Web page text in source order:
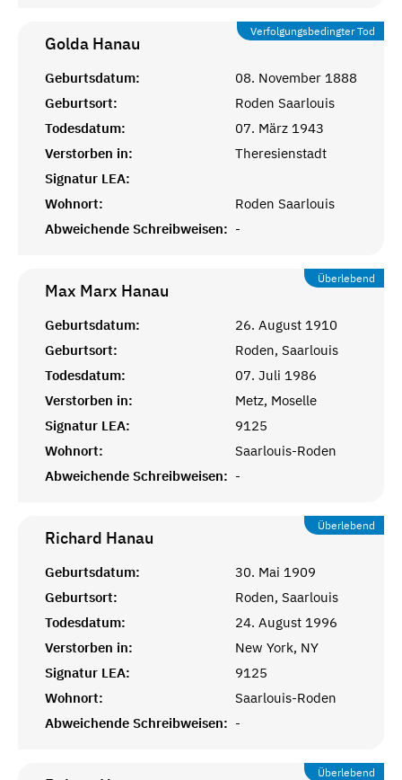
Verfolgungsbedingter Tod
Golda Hanau
Geburtsdatum:
08. November 1888
Geburtsort:
Roden Saarlouis
Todesdatum:
07. März 1943
Verstorben in:
Theresienstadt
Signatur LEA:
Wohnort:
Roden Saarlouis
Abweichende Schreibweisen: -
Überlebend
Max Marx Hanau
Geburtsdatum:
26. August 1910
Geburtsort:
Roden, Saarlouis
Todesdatum:
07. Juli 1986
Verstorben in:
Metz, Moselle
Signatur LEA:
9125
Wohnort:
Saarlouis-Roden
Abweichende Schreibweisen: -
Überlebend
Richard Hanau
Geburtsdatum:
30. Mai 1909
Geburtsort:
Roden, Saarlouis
Todesdatum:
24. August 1996
Verstorben in:
New York, NY
Signatur LEA:
9125
Wohnort:
Saarlouis-Roden
Abweichende Schreibweisen: -
Überlebend